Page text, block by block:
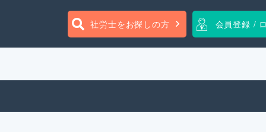
社労士をお探しの方 会員登録 /